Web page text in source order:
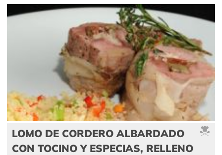
LOMO DE CORDERO ALBARDADO
CON TOCINO Y ESPECIAS, RELLENO